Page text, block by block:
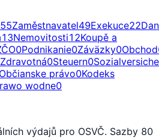
55Zaměstnavatel49Exekuce22
13Nemovitosti12Koupě a
0Podnikanie0Záväzky0Obchod
Zdravotná0Steuern0
Občianske právo0Kodeks
wodne0
výdajů pro OSVČ. Sazby 80